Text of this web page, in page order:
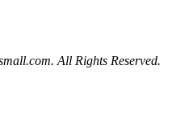
All Rights Reserved.